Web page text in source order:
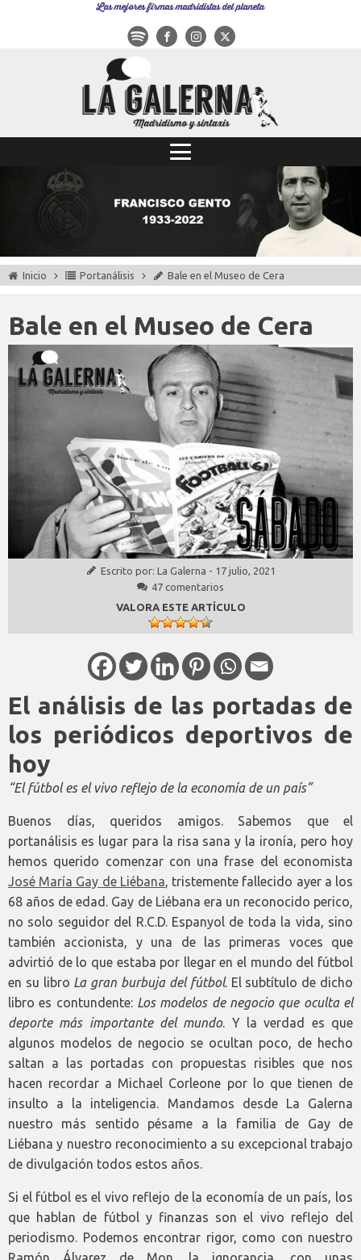
Las mejores firmas madridistas del planeta
Inicio Portanálisis Bale en el Museo de Cera
Bale en el Museo de Cera
Escrito por: La Galerna - 17 julio, 2021
47 comentarios
VALORA ESTE ARTÍCULO
El análisis de las portadas de
los periódicos deportivos de
hoy
“El fútbol es el vivo reflejo de la economía de un país”
Buenos días, queridos amigos. Sabemos que el
portanálisis es lugar para la risa sana y la ironía, pero hoy
hemos querido comenzar con una frase del economista
José María Gay de Liébana, tristemente fallecido ayer a los
68 años de edad. Gay de Liébana era un reconocido perico,
no solo seguidor del R.C.D. Espanyol de toda la vida, sino
también accionista, y una de las primeras voces que
advirtió de lo que estaba por llegar en el mundo del fútbol
en su libro La gran burbuja del fútbol. El subtítulo de dicho
libro es contundente: Los modelos de negocio que oculta el
deporte más importante del mundo. Y la verdad es que
algunos modelos de negocio se ocultan poco, de hecho
saltan a las portadas con propuestas risibles que nos
hacen recordar a Michael Corleone por lo que tienen de
insulto a la inteligencia. Mandamos desde La Galerna
nuestro más sentido pésame a la familia de Gay de
Liébana y nuestro reconocimiento a su excepcional trabajo
de divulgación todos estos años.
Si el fútbol es el vivo reflejo de la economía de un país, los
que hablan de fútbol y finanzas son el vivo reflejo del
periodismo. Podemos encontrar rigor, como con nuestro